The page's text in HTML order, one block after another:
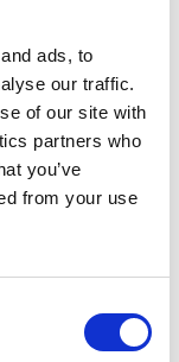
ads, to
our traffic.
of our site with
partners who
you’ve
from your use